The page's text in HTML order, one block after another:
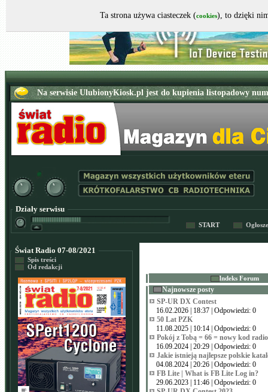
Działy serwisu
START
Świat Radio 07-08/2021
Spis treści
Od redakcji
Indeks Forum
Najnowsze posty
SP-UR DX Contest
16.02.2026 | 18:37 | Odpowiedzi: 0
50 Lat PZK
11.08.2025 | 10:14 | Odpowiedzi: 0
Pokój z Tobą = 66 = nowy kod
16.09.2024 | 20:29 | Odpowiedzi: 0
Jakie istnieją najlepsze polskie
04.08.2024 | 20:26 | Odpowiedzi: 0
FB Lite | What is FB Lite Log in?
29.06.2023 | 11:46 | Odpowiedzi: 0
Ta strona używa ciasteczek (cookies), to dzięki